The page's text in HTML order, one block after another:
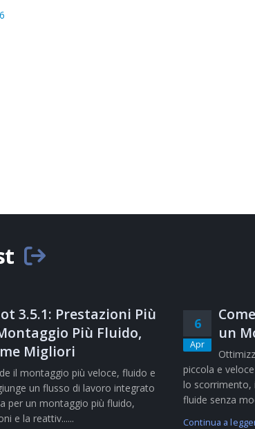
3.5.1: Prestazioni Più
Più Fluido,
Migliori
il montaggio più veloce, fluido e
un flusso di lavoro integrato
per un montaggio più fluido,
e la reattiv......
6
Apr
un
piccola e
lo scorrimento,
fluide senza
Continua a